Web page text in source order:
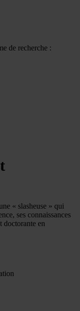
de recherche :
« slasheuse » qui
ses connaissances
doctorante en